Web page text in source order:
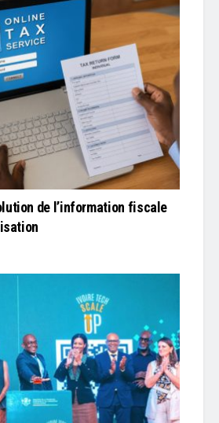
de l’information fiscale